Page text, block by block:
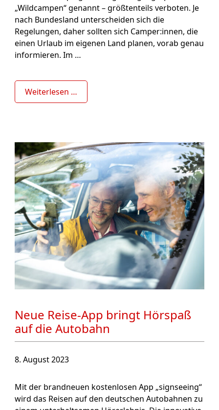
„Wildcampen“ genannt – größtenteils verboten. Je
nach Bundesland unterscheiden sich die
Regelungen, daher sollten sich Camper:innen, die
einen Urlaub im eigenen Land planen, vorab genau
informieren. Im …
Weiterlesen …
Neue Reise-App bringt Hörspaß
auf die Autobahn
8. August 2023
Mit der brandneuen kostenlosen App „signseeing“
wird das Reisen auf den deutschen Autobahnen zu